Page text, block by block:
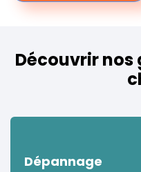
Découvrir nos
Dépannage